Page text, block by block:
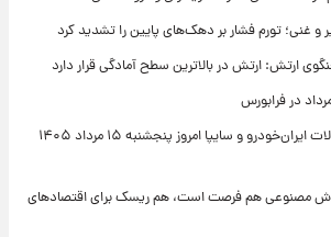
غنی؛ تورم فشار بر دهک‌های پایین را تشدید کرد
ارتش: ارتش در بالاترین سطح آمادگی قرار دارد
تغییر تند قیمت محصولات ایران‌خودرو و سایپا امروز پنجشنبه ۱۵ مرداد ۱۴۰۵
مصنوعی هم فرصت است، هم ریسک برای اقتصادهای